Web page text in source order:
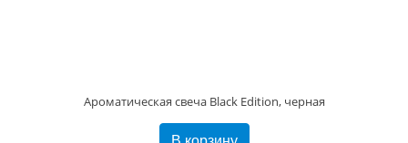
Ароматическая свеча Black Edition, черная